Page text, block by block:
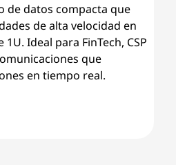
de datos compacta que
de alta velocidad en
Ideal para FinTech, CSP
que
en tiempo real.